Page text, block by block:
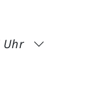
Uhr